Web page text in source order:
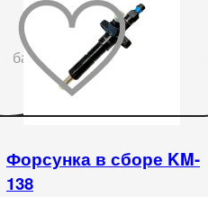
бажаного
Форсунка в сборе KM-
138